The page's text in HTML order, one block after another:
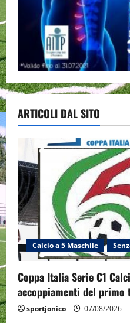
ARTICOLI DAL SITO
Calcio a 5 Maschile
Coppa Italia Serie C1
accoppiamenti del primo
sportjonico 07/08/2026